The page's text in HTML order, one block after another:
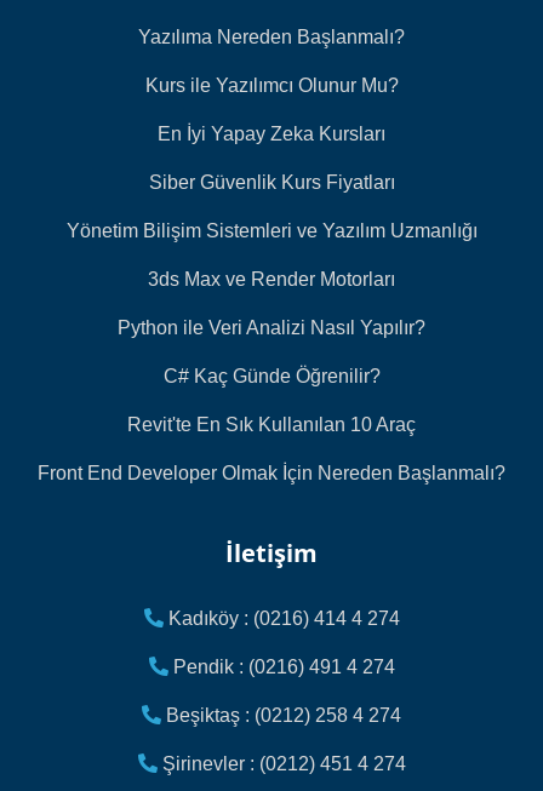
Yazılıma Nereden Başlanmalı?
Kurs ile Yazılımcı Olunur Mu?
En İyi Yapay Zeka Kursları
Siber Güvenlik Kurs Fiyatları
Yönetim Bilişim Sistemleri ve Yazılım Uzmanlığı
3ds Max ve Render Motorları
Python ile Veri Analizi Nasıl Yapılır?
C# Kaç Günde Öğrenilir?
Revit'te En Sık Kullanılan 10 Araç
Front End Developer Olmak İçin Nereden Başlanmalı?
İletişim
Kadıköy : (0216) 414 4 274
Pendik : (0216) 491 4 274
Beşiktaş : (0212) 258 4 274
Şirinevler : (0212) 451 4 274